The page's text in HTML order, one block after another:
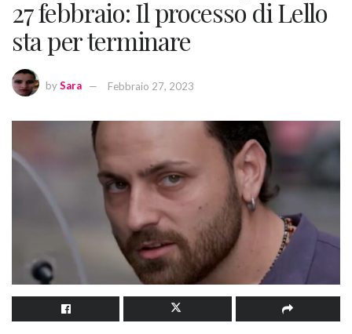
27 febbraio: Il processo di Lello
sta per terminare
bySara Febbraio 27, 2023